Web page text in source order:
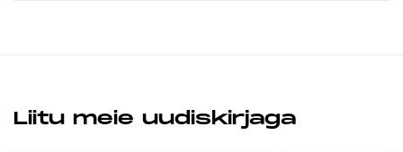
Liitu meie uudiskirjaga